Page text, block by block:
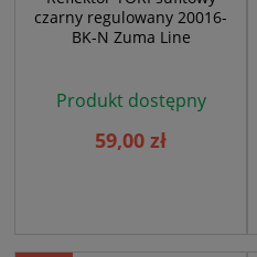
czarny regulowany 20016-
BK-N Zuma Line
Produkt dostępny
59,00 zł